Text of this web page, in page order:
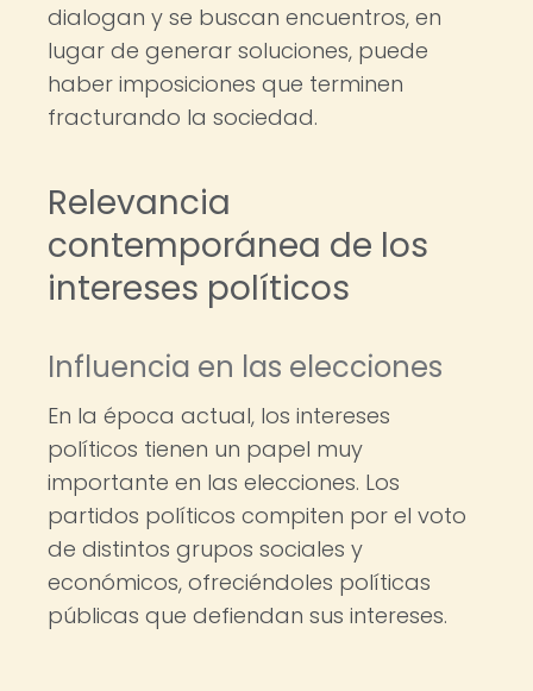
dialogan y se buscan encuentros, en
lugar de generar soluciones, puede
haber imposiciones que terminen
fracturando la sociedad.
Relevancia
contemporánea de los
intereses políticos
Influencia en las elecciones
En la época actual, los intereses
políticos tienen un papel muy
importante en las elecciones. Los
partidos políticos compiten por el voto
de distintos grupos sociales y
económicos, ofreciéndoles políticas
públicas que defiendan sus intereses.